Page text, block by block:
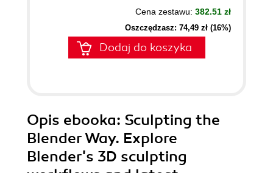
Cena zestawu: 382.51 zł
Oszczędzasz: 74,49 zł (16%)
Dodaj do koszyka
Opis ebooka: Sculpting the
Blender Way. Explore
Blender's 3D sculpting